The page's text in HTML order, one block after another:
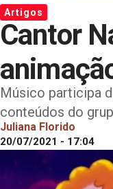
Artigos
Cantor
Músico participa
conteúdos do
Juliana Florido
20/07/2021 - 17:04